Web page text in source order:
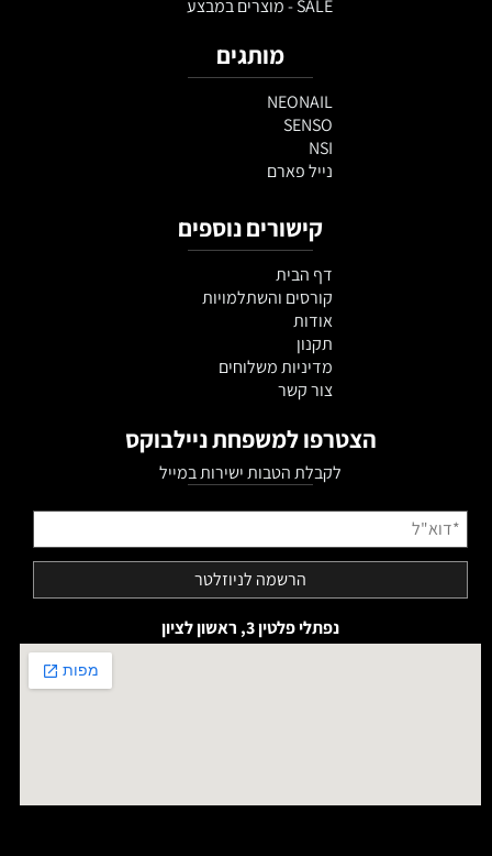
SALE - מוצרים במבצע
מותגים
NEONAIL
SENSO
NSI
נייל פארם
קישורים נוספים
דף הבית
קורסים והשתלמויות
אודות
תקנון
מדיניות משלוחים
צור קשר
הצטרפו למשפחת ניילבוקס
לקבלת הטבות ישירות במייל
נפתלי פלטין 3, ראשון לציון